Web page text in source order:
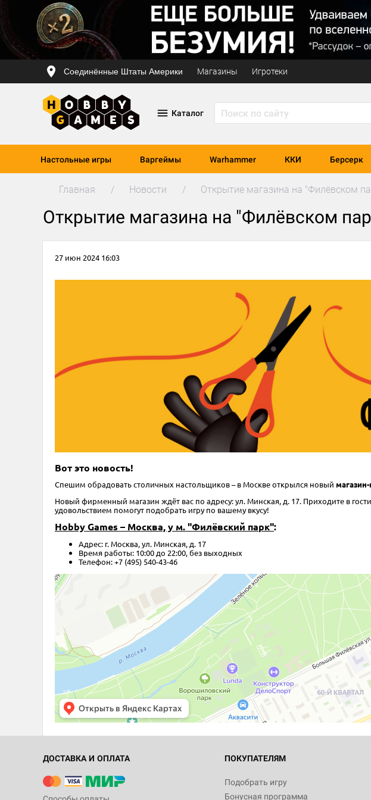
Соединённые Штаты Америки Магазины Игротеки
Каталог
Настольные игры Варгеймы Warhammer ККИ Берсерк
Главная Новости Открытие магазина на "Филёвском
Открытие магазина на "Филёвском
27 июн 2024 16:03
Вот это новость!
Спешим обрадовать столичных настольщиков – в Москве открылся новый
Новый фирменный магазин ждёт вас по адресу: ул. Минская, д. 17. Приходите в
удовольствием помогут подобрать игру по вашему вкусу!
Hobby Games – Москва, у м. "Филёвский парк":
Адрес: г. Москва, ул. Минская, д. 17
Время работы: 10:00 до 22:00, без выходных
Телефон: +7 (495) 540-43-46
ДОСТАВКА И ОПЛАТА ПОКУПАТЕЛЯМ
Подобрать игру
Бонусная программа